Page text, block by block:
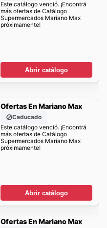
Este catálogo venció. ¡Encontrá
más ofertas de Catálogo
Supermercados Mariano Max
próximamente!
Abrir catálogo
Ofertas En Mariano Max
Caducado
Este catálogo venció. ¡Encontrá
más ofertas de Catálogo
Supermercados Mariano Max
próximamente!
Abrir catálogo
Ofertas En Mariano Max